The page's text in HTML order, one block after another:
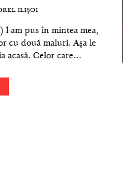
ILIȘOI
l-am pus în mintea mea,
cu două maluri. Așa le
acasă. Celor care…